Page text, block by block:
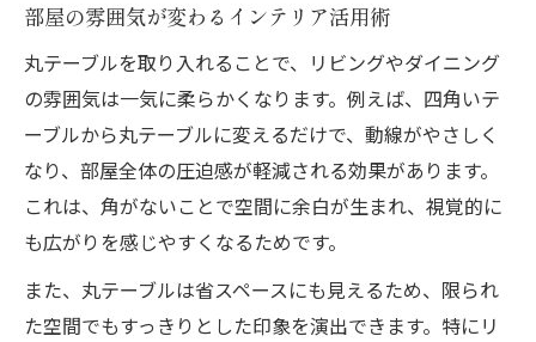
家族の目線が集まりやすい配置方法
インテリアとコミュニケーションの関係性
子どもとの団らんが増える理由
おしゃれ空間で話しやすさもアップ
動線を柔らかく整えるテーブルの配置術
インテリア動線が変わる丸テーブル配置例
丸い形状が動きやすさを生む理由
家事が楽になるインテリアの工夫
部屋の雰囲気が変わるインテリア活用術
丸テーブルを取り入れることで、リビングやダイニング
の雰囲気は一気に柔らかくなります。例えば、四角いテ
ーブルから丸テーブルに変えるだけで、動線がやさしく
なり、部屋全体の圧迫感が軽減される効果があります。
これは、角がないことで空間に余白が生まれ、視覚的に
も広がりを感じやすくなるためです。
また、丸テーブルは省スペースにも見えるため、限られ
た空間でもすっきりとした印象を演出できます。特にリ